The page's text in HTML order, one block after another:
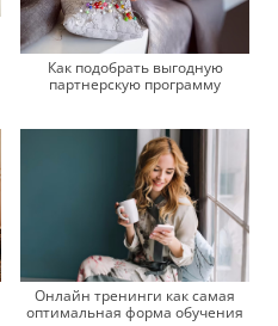
Как подобрать выгодную
партнерскую программу
Онлайн тренинги как самая
оптимальная форма обучения